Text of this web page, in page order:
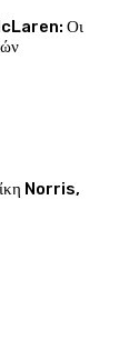
Οι
Norris,